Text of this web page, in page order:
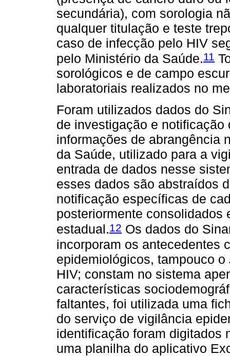
secundária), com sorologia
qualquer titulação e teste
caso de infecção pelo HIV
pelo Ministério da Saúde.11
sorológicos e de campo
laboratoriais realizados no
Foram utilizados dados do
de investigação e
informações de abrangência
da Saúde, utilizado para a
entrada de dados nesse
esses dados são abstraídos
notificação específicas de
posteriormente
estadual.12 Os dados do
incorporam os antecedentes
epidemiológicos, tampouco o
HIV; constam no sistema
características
faltantes, foi utilizada uma
do serviço de vigilância
identificação foram digitados
uma planilha do aplicativo